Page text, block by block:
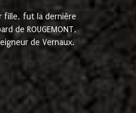
fille, fut la dernière
de ROUGEMONT,
de Vernaux.